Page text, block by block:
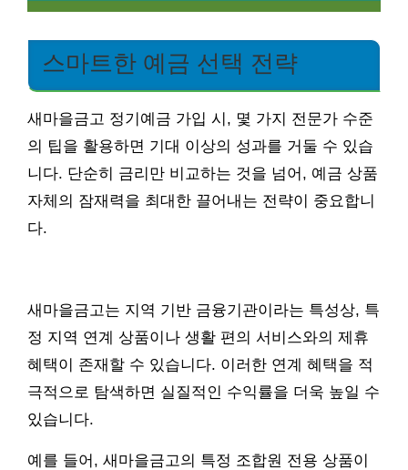
스마트한 예금 선택 전략
새마을금고 정기예금 가입 시, 몇 가지 전문가 수준
의 팁을 활용하면 기대 이상의 성과를 거둘 수 있습
니다. 단순히 금리만 비교하는 것을 넘어, 예금 상품
자체의 잠재력을 최대한 끌어내는 전략이 중요합니
다.
새마을금고는 지역 기반 금융기관이라는 특성상, 특
정 지역 연계 상품이나 생활 편의 서비스와의 제휴
혜택이 존재할 수 있습니다. 이러한 연계 혜택을 적
극적으로 탐색하면 실질적인 수익률을 더욱 높일 수
있습니다.
예를 들어, 새마을금고의 특정 조합원 전용 상품이